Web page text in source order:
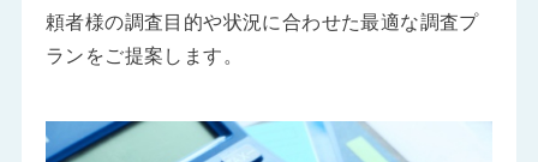
頼者様の調査目的や状況に合わせた最適な調査プ
ランをご提案します。